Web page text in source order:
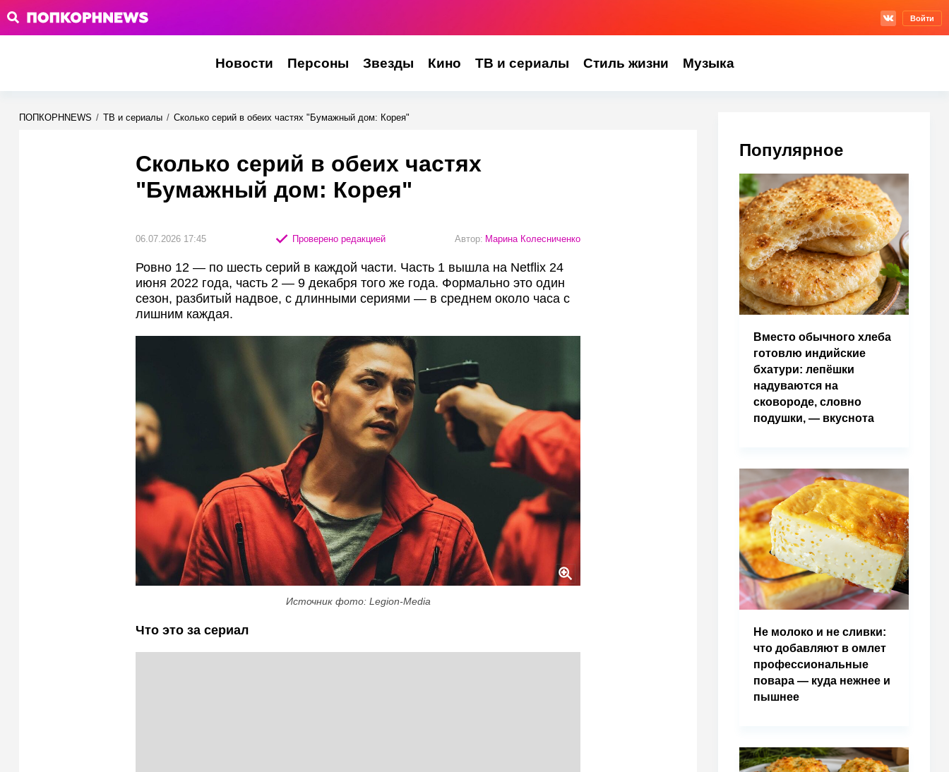
Войти
Новости Персоны Звезды Кино ТВ и сериалы Стиль жизни Музыка
ПОПКОРНNEWS / ТВ и сериалы / Сколько серий в обеих частях "Бумажный дом: Корея"
Сколько серий в обеих частях
"Бумажный дом: Корея"
06.07.2026 17:45 Проверено редакцией Автор: Марина Колесниченко
Ровно 12 — по шесть серий в каждой части. Часть 1 вышла на Netflix 24
июня 2022 года, часть 2 — 9 декабря того же года. Формально это один
сезон, разбитый надвое, с длинными сериями — в среднем около часа с
лишним каждая.
Источник фото: Legion-Media
Что это за сериал
Популярное
Вместо обычного хлеба
готовлю индийские
бхатури: лепёшки
надуваются на
сковороде, словно
подушки, — вкуснота
Не молоко и не сливки:
что добавляют в омлет
профессиональные
повара — куда нежнее и
пышнее